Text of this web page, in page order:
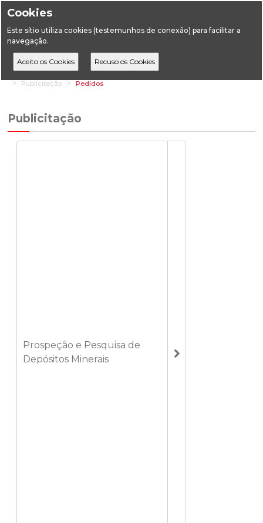
Cookies
Este sítio utiliza cookies (testemunhos de conexão) para facilitar a
navegação.
HomeÁreas Setoriais Geologia
Depósitos Minerais (Minas)
Publicitação
Pedidos
Publicitação
Prospeção e Pesquisa de
Depósitos Minerais